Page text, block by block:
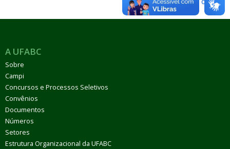
A UFABC
Sobre
Campi
Concursos e Processos Seletivos
Convênios
Documentos
Números
Setores
Estrutura Organizacional da UFABC